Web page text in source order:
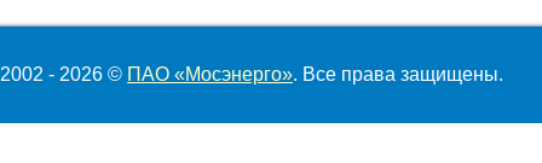
2002 - 2026 © ПАО «Мосэнерго». Все права защищены.